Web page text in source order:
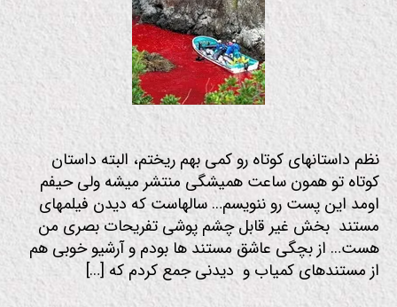
ل
نظم داستانهای کوتاه رو کمی بهم ریختم، البته داستان
کوتاه تو همون ساعت همیشگی منتشر میشه ولی حیفم
اومد این پست رو ننویسم… سالهاست که دیدن فیلمهای
مستند بخش غیر قابل چشم پوشی تفریحات بصری من
هست… از بچگی عاشق مستند ها بودم و آرشیو خوبی هم
از مستندهای کمیاب و دیدنی جمع کردم که […]